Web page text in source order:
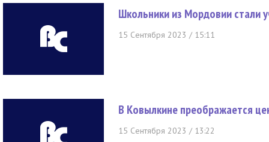
Школьники из Мордовии стали
15 Сентября 2023 / 15:11
В Ковылкине преображается
15 Сентября 2023 / 13:22